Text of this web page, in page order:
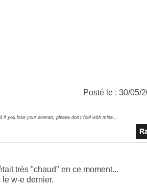
Posté le : 30/05/
if you lose your woman, please don't fool with mine...
très "chaud" en ce moment...
w-e dernier.